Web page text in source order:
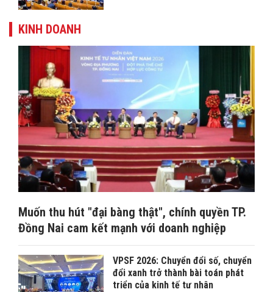
KINH DOANH
Muốn thu hút "đại bàng thật", chính quyền TP.
Đồng Nai cam kết mạnh với doanh nghiệp
VPSF 2026: Chuyển đổi số, chuyển
đổi xanh trở thành bài toán phát
triển của kinh tế tư nhân